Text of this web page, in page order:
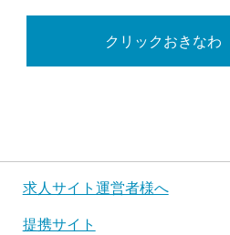
クリックおきなわ
求人サイト運営者様へ
提携サイト